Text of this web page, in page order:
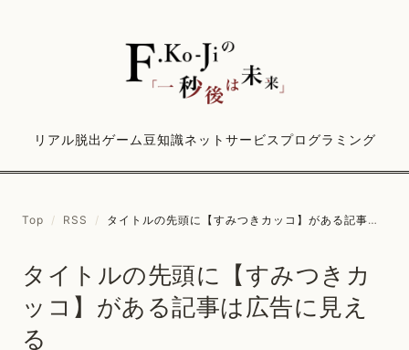
リアル脱出ゲーム豆知識ネットサービス プログラミング
Top / RSS / タイトルの先頭に【すみつきカッコ】がある記事は広告に見える
タイトルの先頭に【すみつきカ
ッコ】がある記事は広告に見え
る